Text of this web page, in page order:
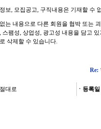
보, 모집공고, 구직내용은 기재할 수
는 내용으로 다른 회원을 협박 또는
스팸성, 상업성, 광고성 내용을 담고
삭제할 수 있습니다.
Re:
절대로 ㆍ등록